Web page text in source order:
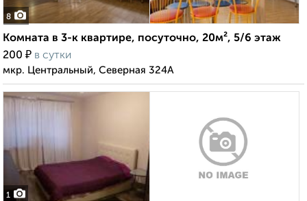
8
Комната в 3-к квартире, посуточно, 20м², 5/6 этаж
200 ₽ в сутки
мкр. Центральный, Северная 324А
1